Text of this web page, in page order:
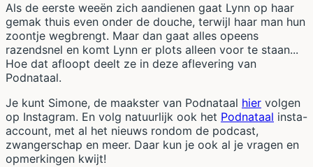
Als de eerste weeën zich aandienen gaat Lynn op haar
gemak thuis even onder de douche, terwijl haar man hun
zoontje wegbrengt. Maar dan gaat alles opeens
razendsnel en komt Lynn er plots alleen voor te staan...
Hoe dat afloopt deelt ze in deze aflevering van
Podnataal.
Je kunt Simone, de maakster van Podnataal hier volgen
op Instagram. En volg natuurlijk ook het Podnataal insta-
account, met al het nieuws rondom de podcast,
zwangerschap en meer. Daar kun je ook al je vragen en
opmerkingen kwijt!